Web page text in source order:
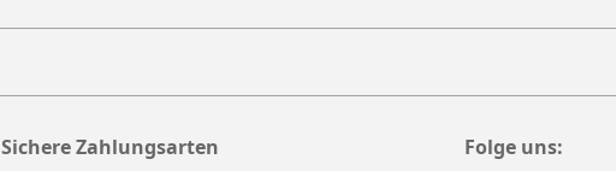
Sichere Zahlungsarten
Folge uns: